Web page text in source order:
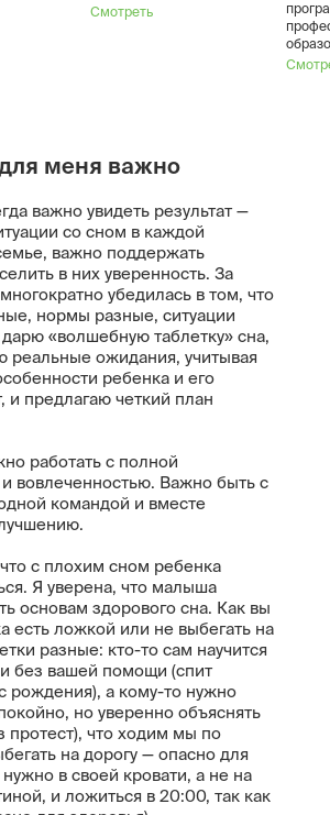
Смотреть
меня важно
важно увидеть результат —
со сном в каждой
важно поддержать
в них уверенность. За
убедилась в том, что
нормы разные, ситуации
«волшебную таблетку» сна,
реальные ожидания, учитывая
ребенка и его
и предлагаю четкий план
работать с полной
вовлеченностью. Важно быть с
командой и вместе
с плохим сном ребенка
Я уверена, что малыша
основам здорового сна. Как вы
есть ложкой или не выбегать на
разные: кто-то сам научится
без вашей помощи (спит
рождения), а кому-то нужно
но уверенно объяснять
протест), что ходим мы по
на дорогу — опасно для
в своей кровати, а не на
и ложиться в 20:00, так как